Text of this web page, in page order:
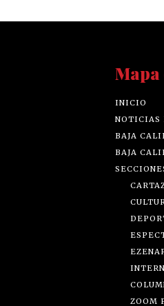
Mapa
INICIO
NOTICIAS
BAJA
BAJA
ZOOM